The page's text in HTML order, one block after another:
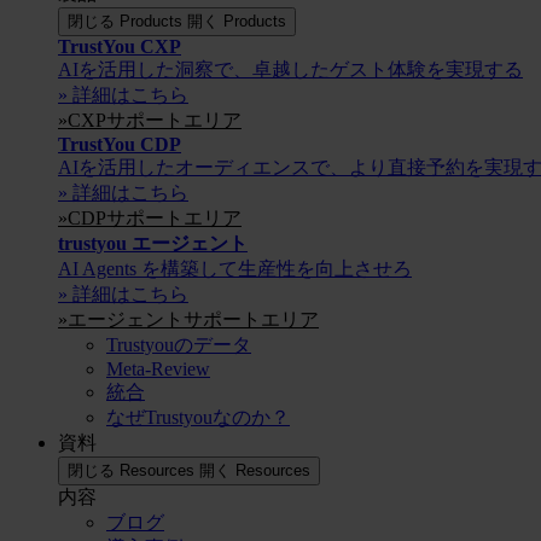
閉じる Products 開く Products
TrustYou CXP
AIを活用した洞察で、卓越したゲスト体験を実現する
» 詳細はこちら
»CXPサポートエリア
TrustYou CDP
AIを活用したオーディエンスで、より直接予約を実現
» 詳細はこちら
»CDPサポートエリア
trustyou エージェント
AI Agents を構築して生産性を向上させろ
» 詳細はこちら
»エージェントサポートエリア
Trustyouのデータ
Meta-Review
統合
なぜTrustyouなのか？
資料
閉じる Resources 開く Resources
内容
ブログ